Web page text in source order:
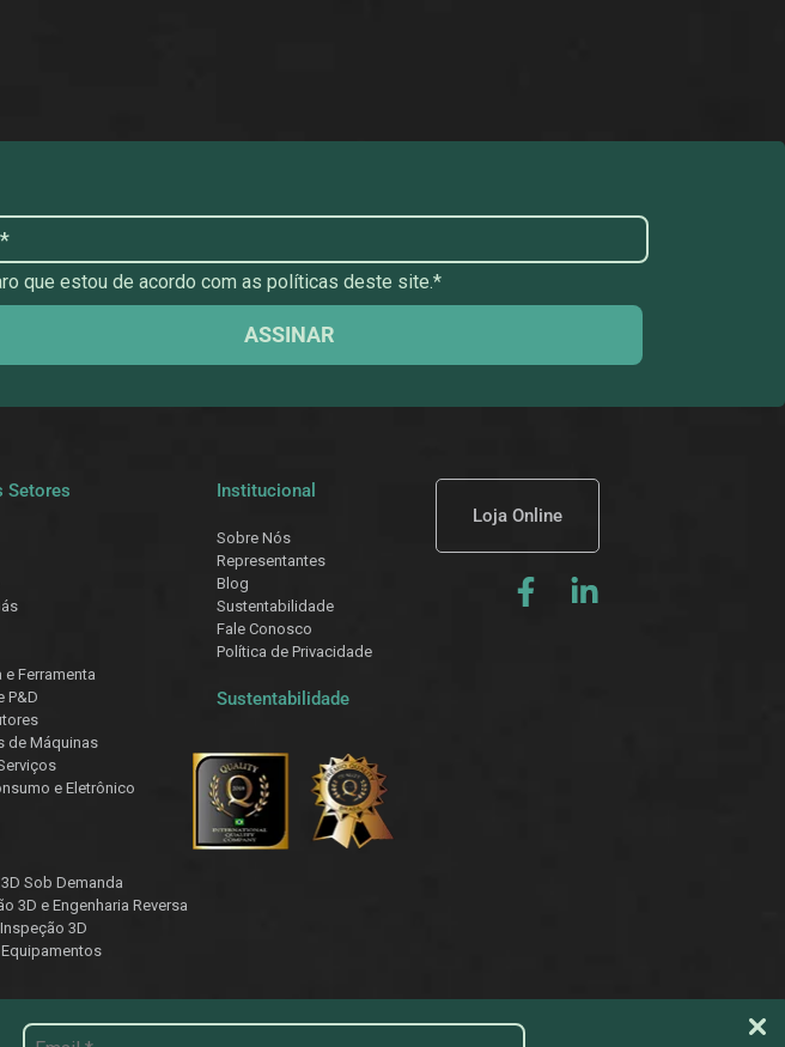
que estou de acordo com as políticas deste site.*
ASSINAR
Setores
Ferramenta
P&D
de Máquinas
e Eletrônico
Sob Demanda
3D e Engenharia Reversa
3D
Institucional
Sobre Nós
Representantes
Blog
Sustentabilidade
Fale Conosco
Política de Privacidade
Sustentabilidade
Loja Online